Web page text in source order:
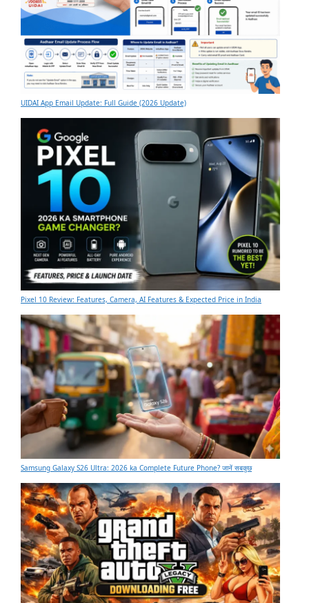
UIDAI App Email Update: Full Guide (2026 Update)
Pixel 10 Review: Features, Camera, AI Features & Expected Price in India
Samsung Galaxy S26 Ultra: 2026 ka Complete Future Phone? जानें सबकुछ